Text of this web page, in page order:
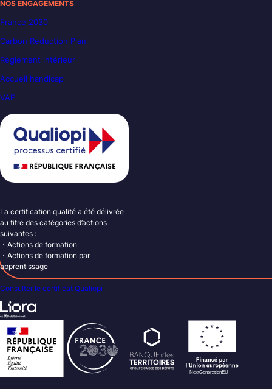
NOS ENGAGEMENTS
France 2030
Carbon Reduction Plan
Règlement intérieur
Accueil handicap
VAE
La certification qualité a été délivrée
au titre des catégories d’actions
suivantes :
・Actions de formation
・Actions de formation par
apprentissage
Consulter le certificat Qualiopi